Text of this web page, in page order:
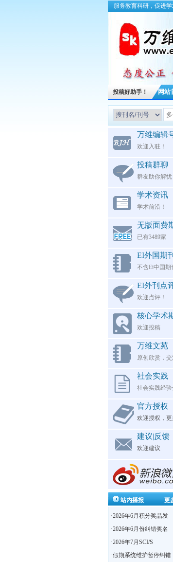
服务教育科研，促进
投稿好助手！ 网站
万维编辑
欢迎入驻！
投稿群聊
群友助你解忧
学术资讯
学术前沿！
无版面费
已有3489家
EI外国期刊
不含Ei中国期
EI外刊点
欢迎点评！
核心学术
欢迎投稿
万维文苑
原创欣赏，
社会实践
社会实践经
官方授权
欢迎授权，
建议|反馈
欢迎建议
更
站内播报
·2026年6月积分奖品发
·2026年6月份纠错奖名
·2026年7月SCI/S
·假期系统维护暂停纠错